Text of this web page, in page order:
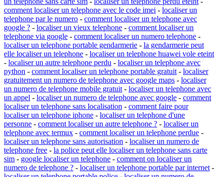
comment localiser un telephone avec le code imei - localiser un
telephone par le numero - comment localiser un telephone avec
google ? - localiser un vieux telephone - comment localiser un
telephone via google - comment localiser un numero telephone -
localiser un telephone portable gendarmerie - la gendarmerie peut
elle localiser un telephone - localiser un telephone huawei vole eteint
- localiser un autre telephone perdu - localiser un telephone avec
python - comment localiser un telephone portable gratuit - localiser
gratuitement un numero de telephone avec google maps - localiser
un numero de telephone mobile gratuit - localiser un telephone avec
un appel - localiser un numero de telephone avec google - comment
localiser un telephone sans localisation - comment faire pour
localiser un telephone iphone - localiser un telephone d'une
personne - comment localiser un autre telephone ? - localiser un
telephone avec termux - comment localiser un telephone perdue -
localiser un telephone sans autorisation - localiser un numero de
telephone free - la police peut elle localiser un telephone sans carte
sim - google localiser un telephone - comment on localiser un
numero de telephone ? - localiser un telephone portable par internet -